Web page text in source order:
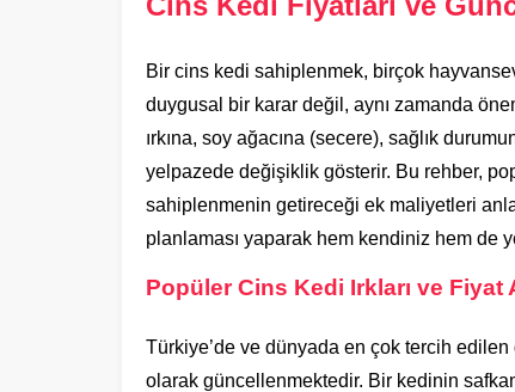
Bir cins kedi sahiplenmek, birçok
duygusal bir karar değil, aynı zamanda
ırkına, soy ağacına (secere), sağlık
yelpazede değişiklik gösterir. Bu rehber,
sahiplenmenin getireceği ek maliyetleri
planlaması yaparak hem kendiniz hem de
Popüler Cins Kedi Irkları ve Fiyat
Türkiye’de ve dünyada en çok tercih
olarak güncellenmektedir. Bir kedinin